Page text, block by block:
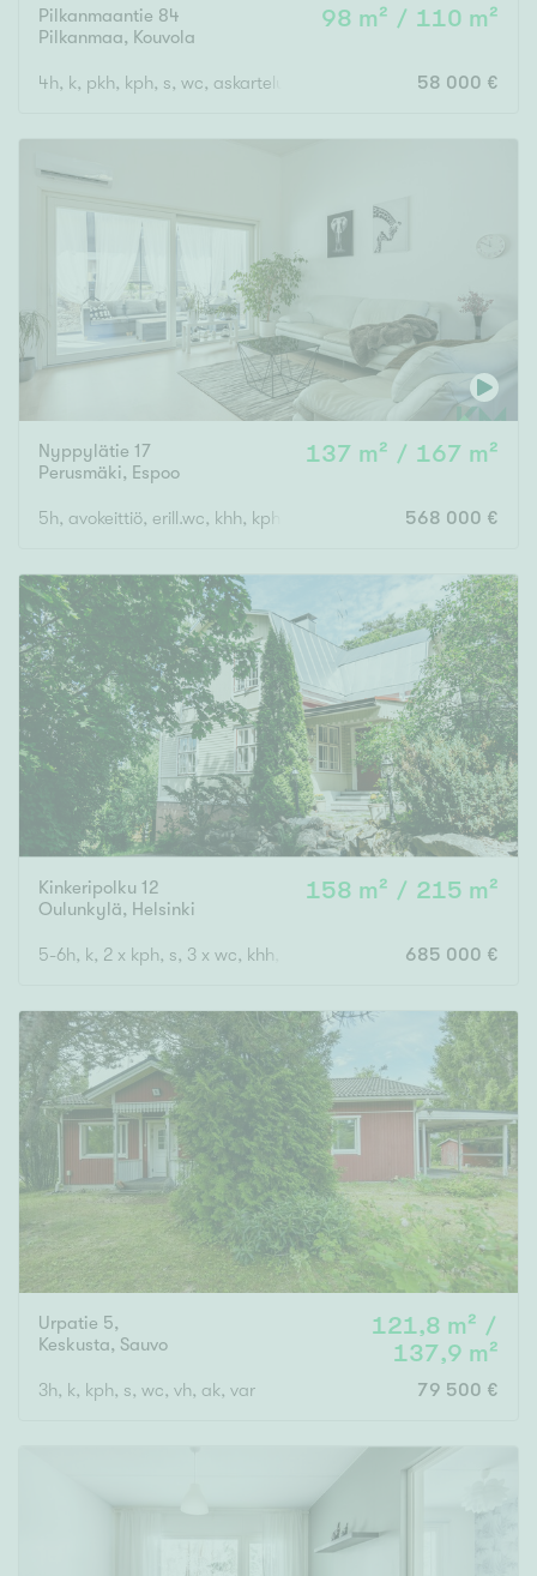
Pilkanmaantie 84
Pilkanmaa, Kouvola
98 m² / 110 m²
4h, k, pkh, kph, s, wc, askarteluhuone 58 000 €
Nyppylätie 17
Perusmäki, Espoo
137 m² / 167 m²
5h, avokeittiö, erill.wc, khh, kph, s, tekn.tila, autokatos, varasto
568 000 €
Kinkeripolku 12
Oulunkylä, Helsinki
158 m² / 215 m²
5-6h, k, 2 x kph, s, 3 x wc, khh, p, terassi, var, vh.685 000 €
Urpatie 5,
Keskusta, Sauvo
121,8 m² /
137,9 m²
3h, k, kph, s, wc, vh, ak, var 79 500 €